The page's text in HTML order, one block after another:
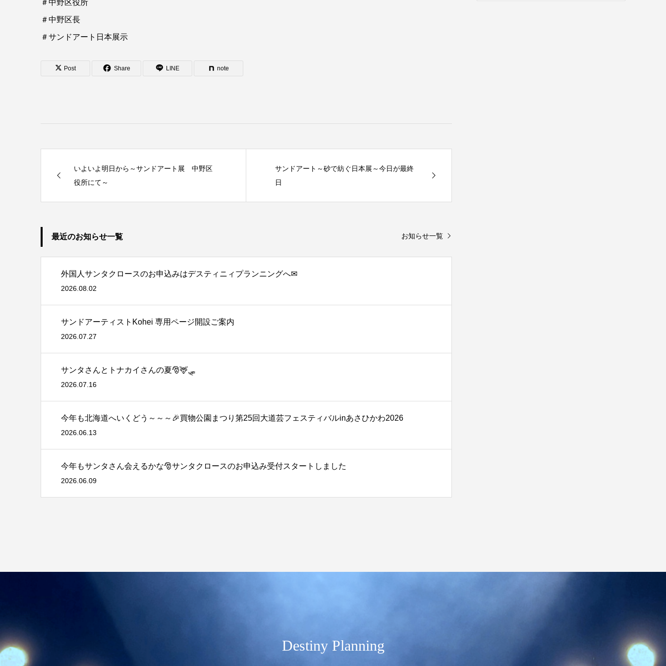
＃中野区役所
＃中野区長
＃サンドアート日本展示
Post Share LINE note
いよいよ明日から～サンドアート展 中野区
役所にて～
サンドアート～砂で紡ぐ日本展～今日が最終
日
最近のお知らせ一覧 お知らせ一覧
外国人サンタクロースのお申込みはデスティニィプランニングへ✉
2026.08.02
サンドアーティストKohei 専用ページ開設ご案内
2026.07.27
サンタさんとトナカイさんの夏🎅🦌🛷
2026.07.16
今年も北海道へいくどう～～～🎉買物公園まつり第25回大道芸フェスティバルinあさひかわ2026
2026.06.13
今年もサンタさん会えるかな🎅サンタクロースのお申込み受付スタートしました
2026.06.09
Destiny Planning